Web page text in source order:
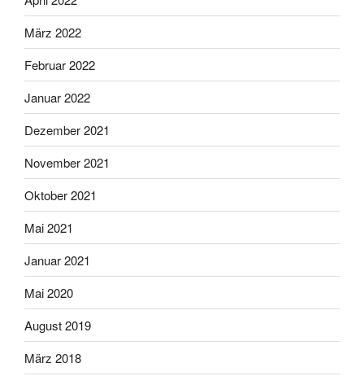
März 2022
Februar 2022
Januar 2022
Dezember 2021
November 2021
Oktober 2021
Mai 2021
Januar 2021
Mai 2020
August 2019
März 2018